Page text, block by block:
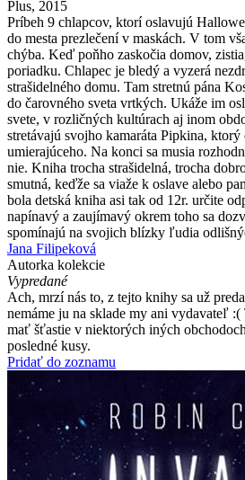
Plus, 2015
Príbeh 9 chlapcov, ktorí oslavujú
do mesta prezlečení v maskách. V tom
chýba. Keď poňho zaskočia domov,
poriadku. Chlapec je bledý a vyzerá
strašidelného domu. Tam stretnú pána
do čarovného sveta vrtkých. Ukáže im
svete, v rozličných kultúrach aj inom
stretávajú svojho kamaráta Pipkina, ktorý
umierajúceho. Na konci sa musia
nie. Kniha trocha strašidelná, trocha
smutná, keďže sa viaže k oslave alebo
bola detská kniha asi tak od 12r. určite
napínavý a zaujímavý okrem toho sa
spomínajú na svojich blízky ľudia
Jana Filipeková
Autorka kolekcie
Vypredané
Ach, mrzí nás to, z tejto knihy sa už
nemáme ju na sklade my ani vydavateľ
mať šťastie v niektorých iných
posledné kusy.
Pridať do zoznamu